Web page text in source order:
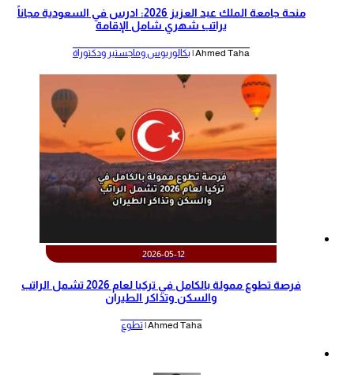
منحة جامعة الملك عبد العزيز 2026: ادرس في السعودية مجاناً
براتب شهري شامل الإقامة
Ahmed Taha | بكالوريوس وماجستير ودكتوراة
2026-05-12
‫فرصة تطوع ممولة بالكامل في تركيا لعام 2026 تشمل الراتب
والسكن وتذاكر الطيران‬
Ahmed Taha | تطوع